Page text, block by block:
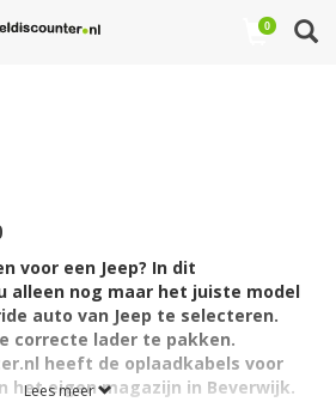
0
voor een Jeep? In dit
alleen nog maar het juiste model
auto van Jeep te selecteren.
correcte lader te pakken.
heeft de oplaadkabels voor
het eigen magazijn in Beverwijk.
Lees meer